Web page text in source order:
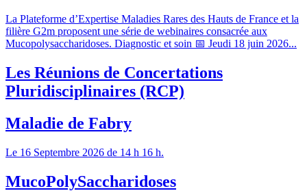
La Plateforme d’Expertise Maladies Rares des Hauts de France et la
filière G2m proposent une série de webinaires consacrée aux
Mucopolysaccharidoses. Diagnostic et soin 📅 Jeudi 18 juin 2026...
Les Réunions de Concertations
Pluridisciplinaires (RCP)
Maladie de Fabry
Le 16 Septembre 2026 de 14 h 16 h.
MucoPolySaccharidoses